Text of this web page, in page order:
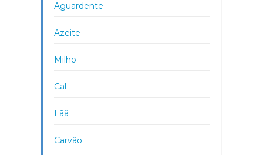
Aguardente
Azeite
Milho
Cal
Lãã
Carvão